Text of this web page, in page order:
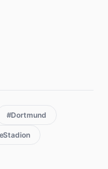
#Dortmund